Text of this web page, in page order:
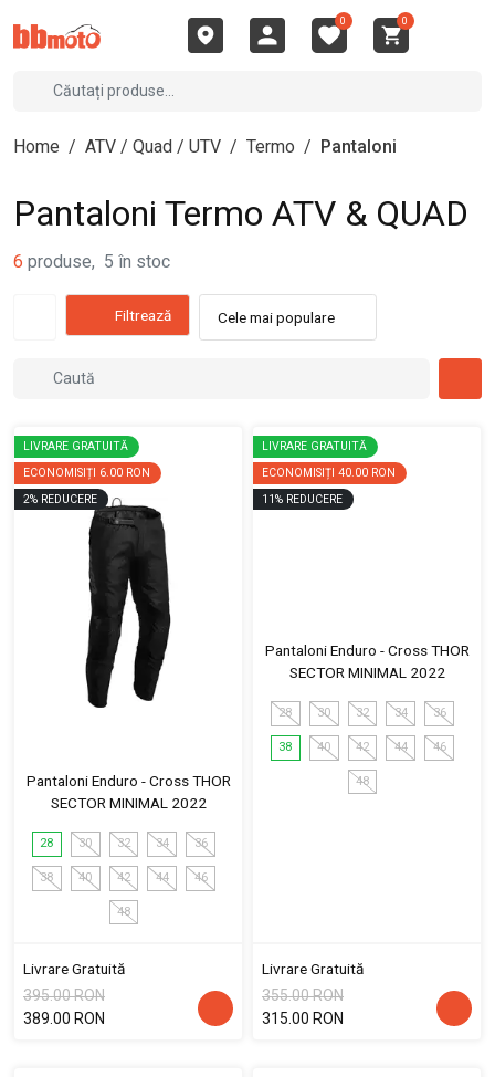
0 0
Home / ATV / Quad / UTV / Termo / Pantaloni
Pantaloni Termo ATV & QUAD
6 produse, 5 în stoc
Filtrează Cele mai populare
LIVRARE GRATUITĂ
ECONOMISIȚI 6.00 RON
2% REDUCERE
Pantaloni Enduro - Cross THOR
SECTOR MINIMAL 2022
28 30 32 34 36
38 40 42 44 46
48
Livrare Gratuită
395.00 RON
389.00 RON
LIVRARE GRATUITĂ
ECONOMISIȚI 40.00 RON
11% REDUCERE
Pantaloni Enduro - Cross THOR
SECTOR MINIMAL 2022
28 30 32 34 36
38 40 42 44 46
48
Livrare Gratuită
355.00 RON
315.00 RON